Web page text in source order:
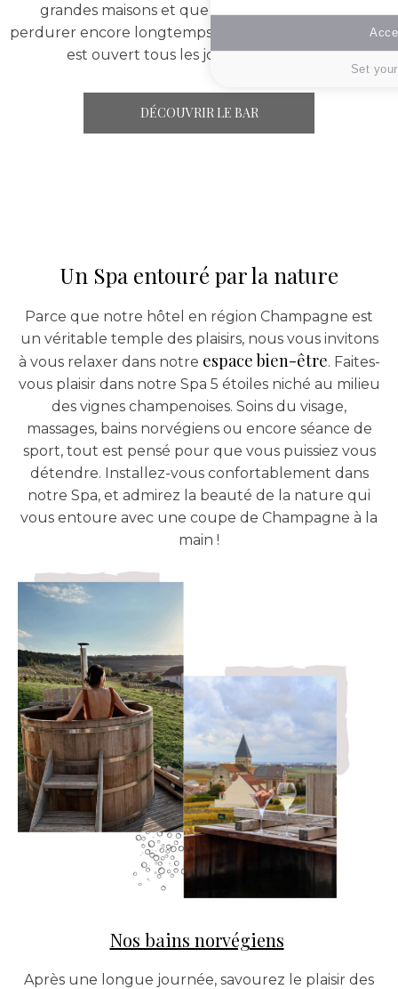
grandes maisons et que nous souhaitons voir
perdurer encore longtemps. Notre bar à champagne
est ouvert tous les jours de 11h à 00h.
DÉCOUVRIR LE BAR
Un Spa entouré par la nature
Parce que notre hôtel en région Champagne est
un véritable temple des plaisirs, nous vous invitons
à vous relaxer dans notre espace bien-être. Faites-
vous plaisir dans notre Spa 5 étoiles niché au milieu
des vignes champenoises. Soins du visage,
massages, bains norvégiens ou encore séance de
sport, tout est pensé pour que vous puissiez vous
détendre. Installez-vous confortablement dans
notre Spa, et admirez la beauté de la nature qui
vous entoure avec une coupe de Champagne à la
main !
Nos bains norvégiens
Après une longue journée, savourez le plaisir des
Set